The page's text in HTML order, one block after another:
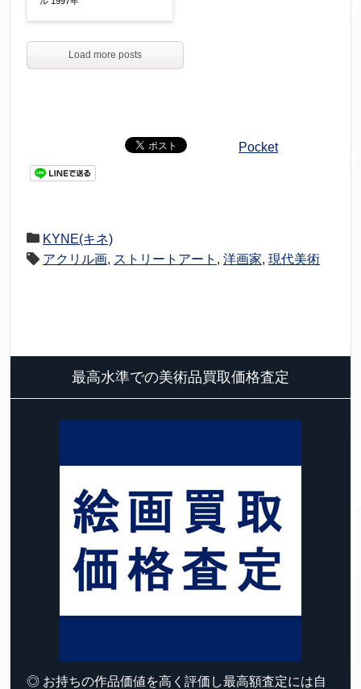
Load more posts
Pocket
KYNE(キネ)
アクリル画, ストリートアート , 洋画家, 現代美術
最高水準での美術品買取価格査定
◎ お持ちの作品価値を高く評価し最高額査定には自